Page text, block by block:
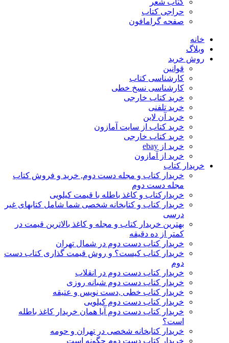
کتاب شعر
حراجی کتاب
صفحه گرامافون
خانه
وبلاگ
روش خرید
قوانین
کارشناسی کتاب
کارشناسی نسخ خطی
خرید کتاب خارجی
خرید تلفنی
خرید آن لاین
خرید کتاب از سایت آمازون
خرید کتاب خارجی
خرید از ebay
خرید از آمازون
خریدار کتاب
خریدار کتاب و مجله دست دوم, خرید و فروش کتاب
مجله دست دوم
خریدارکتاب و کاغذ باطله با قیمت کیلویی
خریدار کتاب و کتابخانه شخصی شما شامل کتابهای غیر
درسی
بهترین خریدار کتاب و مجله و کاغذ بالاترین قیمت در
کمتر از ده دقیقه
خریدار کتاب دست دوم در شمال تهران
خریدار کتاب کیست؟ و روش قیمت گذاری کتاب دست
دوم
خریدار کتاب دست دوم در انقلاب
خریدار کتاب دست دوم شبانه روزی
خریدار کتاب خطی ,دست نویس و عتیقه
خریدار کتاب دست دوم کیلویی
خریدار کتاب دست دوم آیا همان خریدار کاغذ باطله
است؟
خریدار کتابخانه شخصی در تهران و حومه
خریدار کتاب دست دوم چگونه است